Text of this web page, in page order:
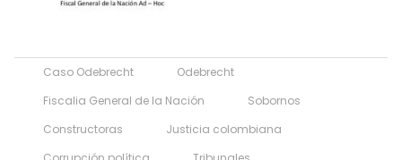
Caso Odebrecht
Odebrecht
Fiscalia General de la Nación
Sobornos
Constructoras
Justicia colombiana